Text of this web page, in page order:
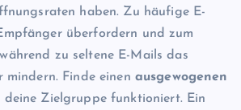
haben. Zu häufige E-
überfordern und zum
zu seltene E-Mails das
mindern. Finde einen ausgewogenen
deine Zielgruppe funktioniert. Ein